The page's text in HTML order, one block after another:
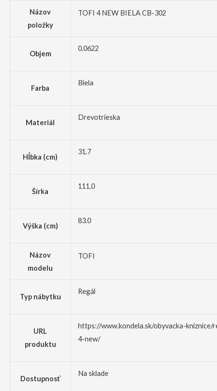
Názov
položky
TOFI 4 NEW BIELA CB-302
Objem
0.0622
Farba
Biela
Materiál
Drevotrieska
Hĺbka (cm)
31.7
Šírka
111.0
Výška (cm)
83.0
Názov
modelu
TOFI
Typ nábytku
Regál
URL
produktu
https://www.kondela.sk/obyvacka-
4-new/
Dostupnosť
Na sklade